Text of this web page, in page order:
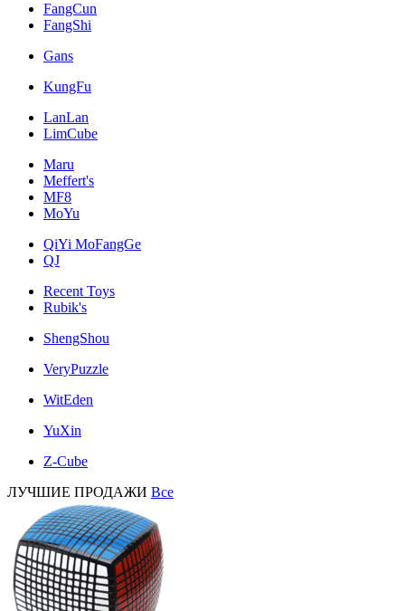
FangCun
FangShi
Gans
KungFu
LanLan
LimCube
Maru
Meffert's
MF8
MoYu
QiYi MoFangGe
QJ
Recent Toys
Rubik's
ShengShou
VeryPuzzle
WitEden
YuXin
Z-Cube
ЛУЧШИЕ ПРОДАЖИ Все